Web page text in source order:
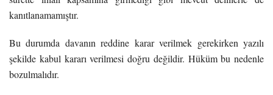
kanıtlanamamıştır.
Bu durumda davanın reddine karar verilmek gerekirken yazılı
şekilde kabul kararı verilmesi doğru değildir. Hüküm bu nedenle
bozulmalıdır.